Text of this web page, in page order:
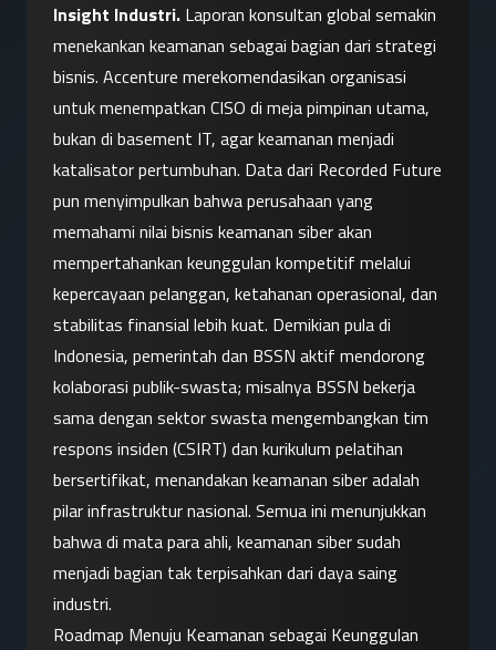
Insight Industri. Laporan konsultan global semakin
menekankan keamanan sebagai bagian dari strategi
bisnis. Accenture merekomendasikan organisasi
untuk menempatkan CISO di meja pimpinan utama,
bukan di basement IT, agar keamanan menjadi
katalisator pertumbuhan. Data dari Recorded Future
pun menyimpulkan bahwa perusahaan yang
memahami nilai bisnis keamanan siber akan
mempertahankan keunggulan kompetitif melalui
kepercayaan pelanggan, ketahanan operasional, dan
stabilitas finansial lebih kuat. Demikian pula di
Indonesia, pemerintah dan BSSN aktif mendorong
kolaborasi publik-swasta; misalnya BSSN bekerja
sama dengan sektor swasta mengembangkan tim
respons insiden (CSIRT) dan kurikulum pelatihan
bersertifikat, menandakan keamanan siber adalah
pilar infrastruktur nasional. Semua ini menunjukkan
bahwa di mata para ahli, keamanan siber sudah
menjadi bagian tak terpisahkan dari daya saing
industri.
Roadmap Menuju Keamanan sebagai Keunggulan